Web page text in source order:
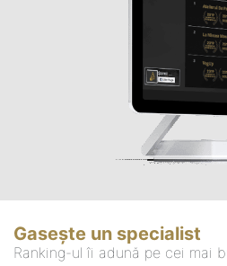
Gasește un specialist
Ranking-ul îi adună pe cei mai